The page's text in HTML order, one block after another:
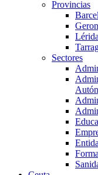
Provincias
Lérida
Sectores